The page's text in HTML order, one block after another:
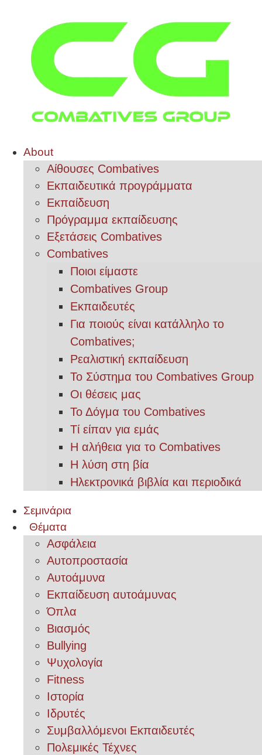
About
Αίθουσες Combatives
Εκπαιδευτικά προγράμματα
Εκπαίδευση
Πρόγραμμα εκπαίδευσης
Εξετάσεις Combatives
Combatives
Ποιοι είμαστε
Combatives Group
Εκπαιδευτές
Για ποιούς είναι κατάλληλο το
Combatives;
Ρεαλιστική εκπαίδευση
Το Σύστημα του Combatives Group
Οι θέσεις μας
Το Δόγμα του Combatives
Τί είπαν για εμάς
Η αλήθεια για το Combatives
Η λύση στη βία
Ηλεκτρονικά βιβλία και περιοδικά
Σεμινάρια
Θέματα
Ασφάλεια
Αυτοπροστασία
Αυτοάμυνα
Εκπαίδευση αυτοάμυνας
Όπλα
Βιασμός
Bullying
Ψυχολογία
Fitness
Ιστορία
Ιδρυτές
Συμβαλλόμενοι Εκπαιδευτές
Πολεμικές Τέχνες